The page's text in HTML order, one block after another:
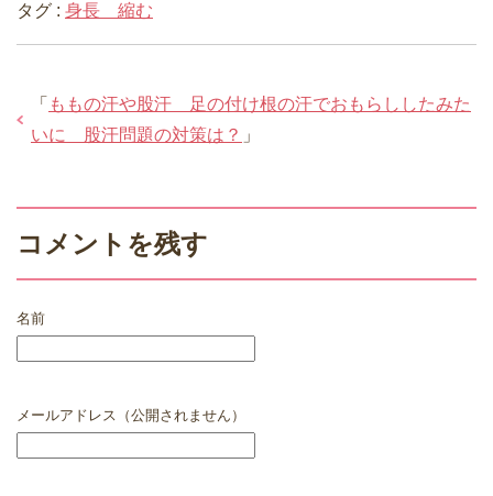
タグ : 身長 縮む
「 ももの汗や股汗 足の付け根の汗でおもらししたみた
いに 股汗問題の対策は？ 」
コメントを残す
名前
メールアドレス（公開されません）